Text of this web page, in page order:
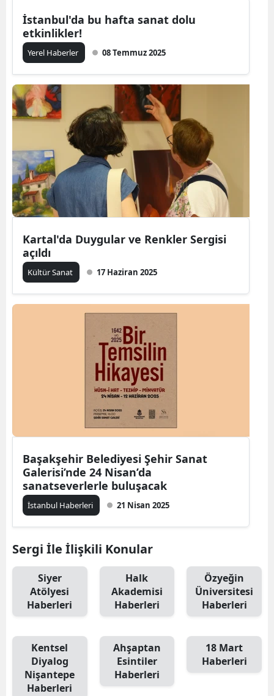
İstanbul'da bu hafta sanat dolu
etkinlikler!
Yerel Haberler 08 Temmuz 2025
Kartal'da Duygular ve Renkler Sergisi
açıldı
Kültür Sanat 17 Haziran 2025
Başakşehir Belediyesi Şehir Sanat
Galerisi’nde 24 Nisan’da
sanatseverlerle buluşacak
İstanbul Haberleri 21 Nisan 2025
Sergi İle İlişkili Konular
Siyer
Atölyesi
Haberleri
Halk
Akademisi
Haberleri
Özyeğin
Üniversitesi
Haberleri
Kentsel
Diyalog
Nişantepe
Haberleri
Ahşaptan
Esintiler
Haberleri
18 Mart
Haberleri